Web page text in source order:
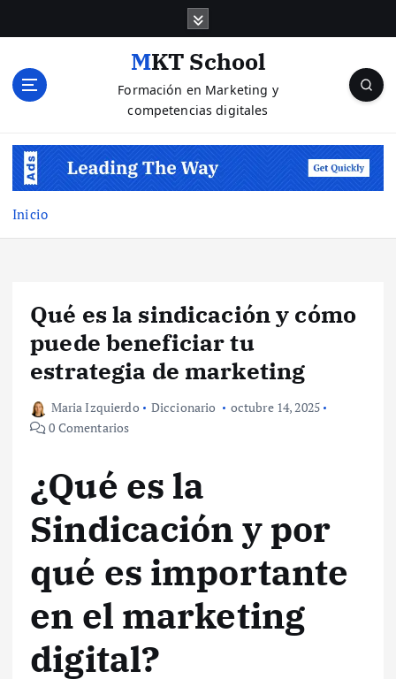
MKT School
Formación en Marketing y
competencias digitales
Inicio
Qué es la sindicación y cómo
puede beneficiar tu
estrategia de marketing
Maria Izquierdo Diccionario
octubre 14, 2025
0 Comentarios
¿Qué es la
Sindicación y por
qué es importante
en el marketing
digital?